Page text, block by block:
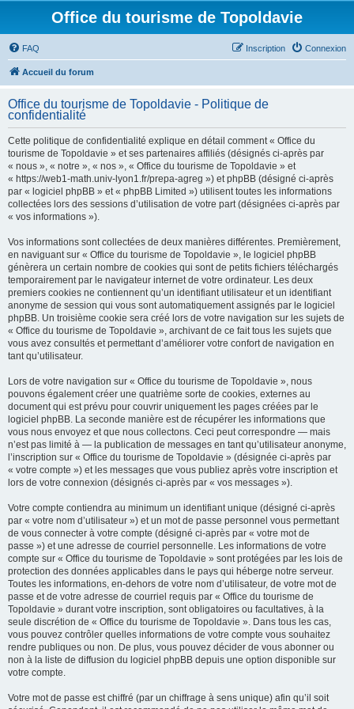
Office du tourisme de Topoldavie
FAQ Connexion
Inscription
Accueil du forum
Office du tourisme de Topoldavie - Politique de
confidentialité
Cette politique de confidentialité explique en détail comment « Office du
tourisme de Topoldavie » et ses partenaires affiliés (désignés ci-après par
« nous », « notre », « nos », « Office du tourisme de Topoldavie » et
« https://web1-math.univ-lyon1.fr/prepa-agreg ») et phpBB (désigné ci-après
par « logiciel phpBB » et « phpBB Limited ») utilisent toutes les informations
collectées lors des sessions d’utilisation de votre part (désignées ci-après par
« vos informations »).
Vos informations sont collectées de deux manières différentes. Premièrement,
en naviguant sur « Office du tourisme de Topoldavie », le logiciel phpBB
génèrera un certain nombre de cookies qui sont de petits fichiers téléchargés
temporairement par le navigateur internet de votre ordinateur. Les deux
premiers cookies ne contiennent qu’un identifiant utilisateur et un identifiant
anonyme de session qui vous sont automatiquement assignés par le logiciel
phpBB. Un troisième cookie sera créé lors de votre navigation sur les sujets de
« Office du tourisme de Topoldavie », archivant de ce fait tous les sujets que
vous avez consultés et permettant d’améliorer votre confort de navigation en
tant qu’utilisateur.
Lors de votre navigation sur « Office du tourisme de Topoldavie », nous
pouvons également créer une quatrième sorte de cookies, externes au
document qui est prévu pour couvrir uniquement les pages créées par le
logiciel phpBB. La seconde manière est de récupérer les informations que
vous nous envoyez et que nous collectons. Ceci peut correspondre — mais
n’est pas limité à — la publication de messages en tant qu’utilisateur anonyme,
l’inscription sur « Office du tourisme de Topoldavie » (désignée ci-après par
« votre compte ») et les messages que vous publiez après votre inscription et
lors de votre connexion (désignés ci-après par « vos messages »).
Votre compte contiendra au minimum un identifiant unique (désigné ci-après
par « votre nom d’utilisateur ») et un mot de passe personnel vous permettant
de vous connecter à votre compte (désigné ci-après par « votre mot de
passe ») et une adresse de courriel personnelle. Les informations de votre
compte sur « Office du tourisme de Topoldavie » sont protégées par les lois de
protection des données applicables dans le pays qui héberge notre serveur.
Toutes les informations, en-dehors de votre nom d’utilisateur, de votre mot de
passe et de votre adresse de courriel requis par « Office du tourisme de
Topoldavie » durant votre inscription, sont obligatoires ou facultatives, à la
seule discrétion de « Office du tourisme de Topoldavie ». Dans tous les cas,
vous pouvez contrôler quelles informations de votre compte vous souhaitez
rendre publiques ou non. De plus, vous pouvez décider de vous abonner ou
non à la liste de diffusion du logiciel phpBB depuis une option disponible sur
votre compte.
Votre mot de passe est chiffré (par un chiffrage à sens unique) afin qu’il soit